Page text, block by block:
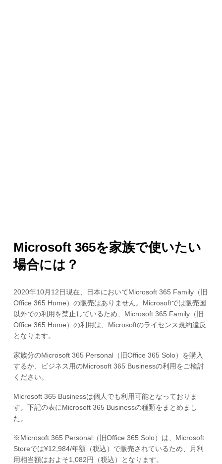
Microsoft 365を家族で使いたい
場合には？
2020年10月12日現在、日本においてMicrosoft 365 Family（旧
Office 365 Home）の販売はありません。Microsoftでは販売国
以外での利用を禁止しているため、Microsoft 365 Family（旧
Office 365 Home）の利用は、Microsoftのライセンス規約違反
となります。
家族分のMicrosoft 365 Personal（旧Office 365 Solo）を購入
するか、ビジネス用のMicrosoft 365 Businessの利用をご検討
ください。
Microsoft 365 Businessは個人でも利用可能となっておりま
す。下記の表にMicrosoft 365 Businessの種類をまとめまし
た。
※Microsoft 365 Personal（旧Office 365 Solo）は、Microsoft
Storeでは¥12,984/年額（税込）で販売されているため、月利
用相当額はおよそ1,082円（税込）となります。